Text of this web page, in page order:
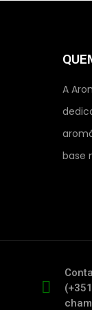
A
base